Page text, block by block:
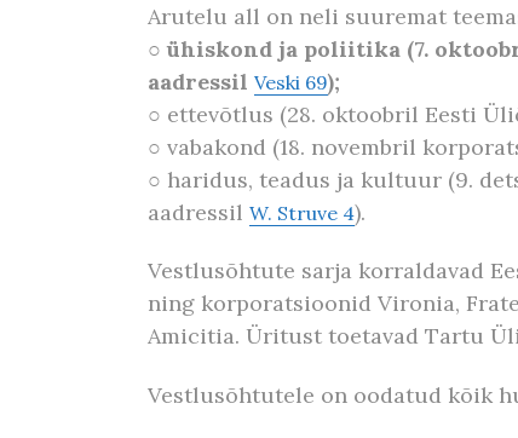
Arutelu all on neli suuremat
○ühiskond ja poliitika (7.
aadressil Veski 69);
○ ettevõtlus (28. oktoobril Eesti
○ vabakond (18. novembril
○ haridus, teadus ja kultuur (9.
aadressil W. Struve 4).
Vestlusõhtute sarja korraldavad
ning korporatsioonid Vironia,
Amicitia. Üritust toetavad Tartu
Vestlusõhtutele on oodatud kõik